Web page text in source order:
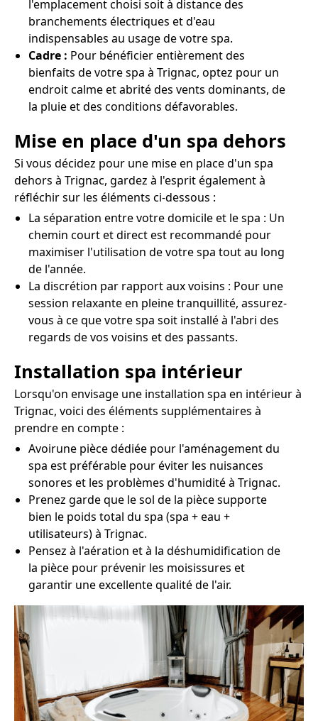
l'emplacement choisi soit à distance des
branchements électriques et d'eau
indispensables au usage de votre spa.
Cadre : Pour bénéficier entièrement des
bienfaits de votre spa à Trignac, optez pour un
endroit calme et abrité des vents dominants, de
la pluie et des conditions défavorables.
Mise en place d'un spa dehors
Si vous décidez pour une mise en place d'un spa
dehors à Trignac, gardez à l'esprit également à
réfléchir sur les éléments ci-dessous :
La séparation entre votre domicile et le spa : Un
chemin court et direct est recommandé pour
maximiser l'utilisation de votre spa tout au long
de l'année.
La discrétion par rapport aux voisins : Pour une
session relaxante en pleine tranquillité, assurez-
vous à ce que votre spa soit installé à l'abri des
regards de vos voisins et des passants.
Installation spa intérieur
Lorsqu'on envisage une installation spa en intérieur à
Trignac, voici des éléments supplémentaires à
prendre en compte :
Avoirune pièce dédiée pour l'aménagement du
spa est préférable pour éviter les nuisances
sonores et les problèmes d'humidité à Trignac.
Prenez garde que le sol de la pièce supporte
bien le poids total du spa (spa + eau +
utilisateurs) à Trignac.
Pensez à l'aération et à la déshumidification de
la pièce pour prévenir les moisissures et
garantir une excellente qualité de l'air.